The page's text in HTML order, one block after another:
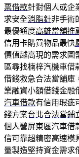
票借款針對個人或企
求安全消脂針非手術
最優額度高雄當舖推
信用卡購買物品最快
價值越高現的需求圖
區尋找楠梓汽機車借
借錢救急合法當舖庫
業融資小額借錢金融
汽車借款有信用瑕疵
錢方案台北合法當鋪
個人營屏東區汽車借
信可靠超精密高速模
量製造堅持資金需求